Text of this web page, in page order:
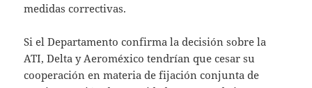
medidas correctivas.
Si el Departamento confirma la decisión sobre la
ATI, Delta y Aeroméxico tendrían que cesar su
cooperación en materia de fijación conjunta de